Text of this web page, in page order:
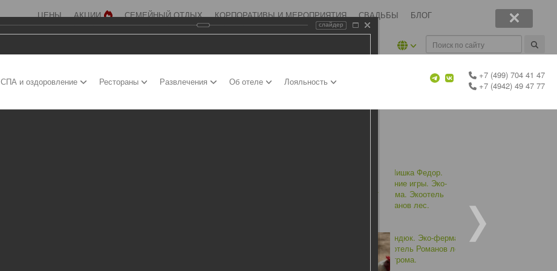
ЦЕНЫ АКЦИИ СЕМЕЙНЫЙ ОТДЫХ КОРПОРАТИВЫ И МЕРОПРИЯТИЯ СВАДЬБЫ БЛОГ
СПА и оздоровление Рестораны Развлечения Об отеле Лояльность
+7 (499) 704 41 47
+7 (4942) 49 47 77
слайдер